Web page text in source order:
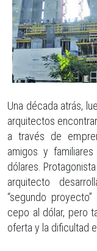
Una década atrás,
arquitectos
a través de
amigos y
dólares.
arquitecto
“segundo
cepo al dólar, pero
oferta y la dificultad